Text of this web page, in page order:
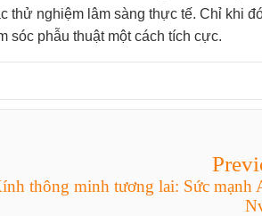
thử nghiệm lâm sàng thực tế. Chỉ khi
sóc phẫu thuật một cách tích cực.
thông minh tương lai: Sức mạnh